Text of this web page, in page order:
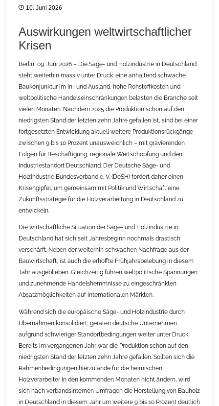
10. Juni 2026
Auswirkungen weltwirtschaftlicher
Krisen
Berlin, 09. Juni 2026 – Die Säge- und Holzindustrie in Deutschland
steht weiterhin massiv unter Druck: eine anhaltend schwache
Baukonjunktur im In- und Ausland, hohe Rohstoffkosten und
weltpolitische Handelseinschränkungen belasten die Branche seit
vielen Monaten. Nachdem 2025 die Produktion schon auf den
niedrigsten Stand der letzten zehn Jahre gefallen ist, sind bei einer
fortgesetzten Entwicklung aktuell weitere Produktionsrückgänge
zwischen 9 bis 10 Prozent unausweichlich – mit gravierenden
Folgen für Beschäftigung, regionale Wertschöpfung und den
Industriestandort Deutschland. Der Deutsche Säge- und
Holzindustrie Bundesverband e. V. (DeSH) fordert daher einen
Krisengipfel, um gemeinsam mit Politik und Wirtschaft eine
Zukunftsstrategie für die Holzverarbeitung in Deutschland zu
entwickeln.
Die wirtschaftliche Situation der Säge- und Holzindustrie in
Deutschland hat sich seit Jahresbeginn nochmals drastisch
verschärft. Neben der weiterhin schwachen Nachfrage aus der
Bauwirtschaft, ist auch die erhoffte Frühjahrsbelebung in diesem
Jahr ausgeblieben. Gleichzeitig führen weltpolitische Spannungen
und zunehmende Handelshemmnisse zu eingeschränkten
Absatzmöglichkeiten auf internationalen Märkten.
Während sich die europäische Säge- und Holzindustrie durch
Übernahmen konsolidiert, geraten deutsche Unternehmen
aufgrund schwieriger Standortbedingungen weiter unter Druck.
Bereits im vergangenen Jahr war die Produktion schon auf den
niedrigsten Stand der letzten zehn Jahre gefallen. Sollten sich die
Rahmenbedingungen hierzulande für die heimischen
Holzverarbeiter in den kommenden Monaten nicht ändern, wird
sich nach verbandsinternen Umfragen die Herstellung von Bauholz
in Deutschland in diesem Jahr um weitere 9 bis 10 Prozent deutlich